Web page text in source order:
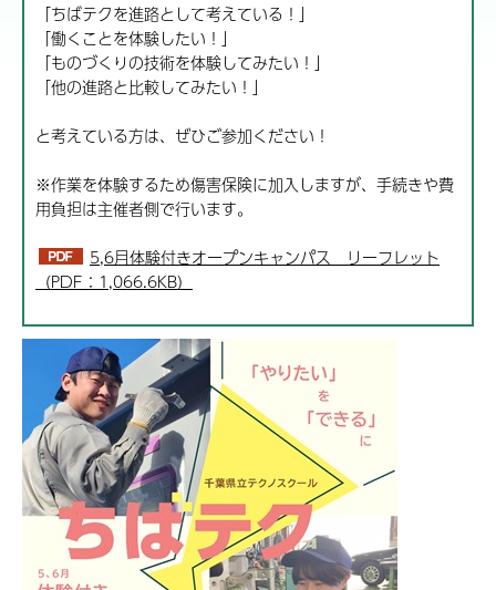
「ちばテクを進路として考えている！」
「働くことを体験したい！」
「ものづくりの技術を体験してみたい！」
「他の進路と比較してみたい！」
と考えている方は、ぜひご参加ください！
※作業を体験するため傷害保険に加入しますが、手続きや費
用負担は主催者側で行います。
5,6月体験付きオープンキャンパス リーフレット
（PDF：1,066.6KB）